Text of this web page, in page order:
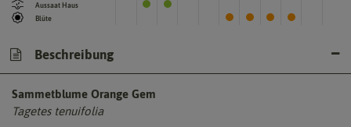
Aussaat Haus
Blüte
Beschreibung
Sammetblume Orange Gem
Tagetes tenuifolia